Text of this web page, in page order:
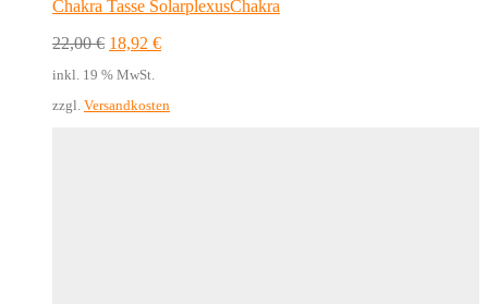
Chakra Tasse SolarplexusChakra
22,00€ Ursprünglicher
war:
22,00 €
18,92 €Aktueller
18,92 €.
inkl. 19 % MwSt.
zzgl. Versandkosten